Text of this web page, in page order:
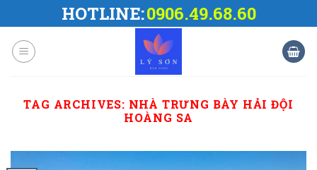
to
content
HOTLINE:0906.49.68.60
TAG ARCHIVES: NHÀ TRƯNG BÀY HẢI ĐỘI
HOÀNG SA